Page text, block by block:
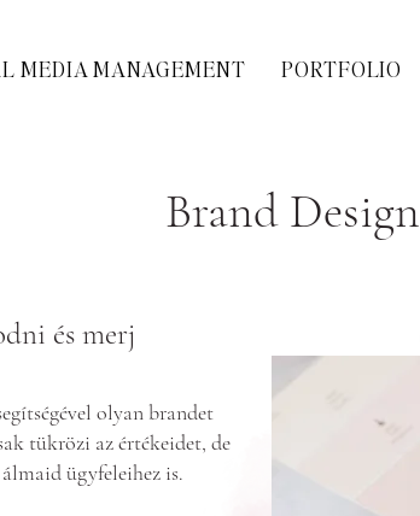
MEDIA MANAGEMENT PORTFOLIO
Brand Design
és merj
olyan brandet
tükrözi az értékeidet, de
ügyfeleihez is.